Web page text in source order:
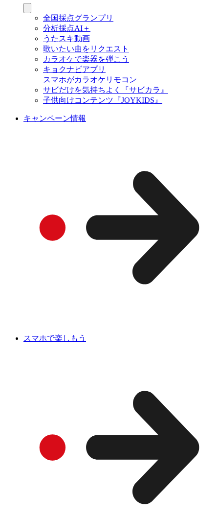
全国採点グランプリ
分析採点AI＋
うたスキ動画
歌いたい曲をリクエスト
カラオケで楽器を弾こう
キョクナビアプリ
スマホがカラオケリモコン
サビだけを気持ちよく『サビカラ』
子供向けコンテンツ『JOYKIDS』
キャンペーン情報
スマホで楽しもう